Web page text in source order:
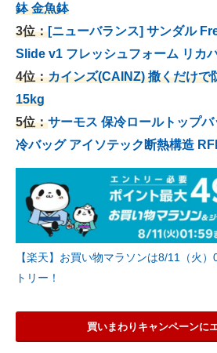
鉢 金魚鉢
3位：[ニューバランス] サンダル
Slide v1 フレッシュフォーム リカ
4位：カインズ(CAINZ) 撒くだけで
15kg
5位：サーモス 保冷ロールトップ
冷バッグ アイソテック断熱構造
【楽天】お買い物マラソンは8/11（火
トリー！
買いまわりキャンペーンに